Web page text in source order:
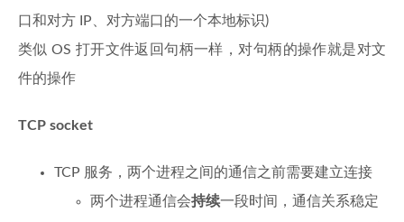
口和对方 IP、对方端口的一个本地标识)
类似 OS 打开文件返回句柄一样，对句柄的操作就是对文
件的操作
TCP socket
TCP 服务，两个进程之间的通信之前需要建立连接
两个进程通信会持续一段时间，通信关系稳定